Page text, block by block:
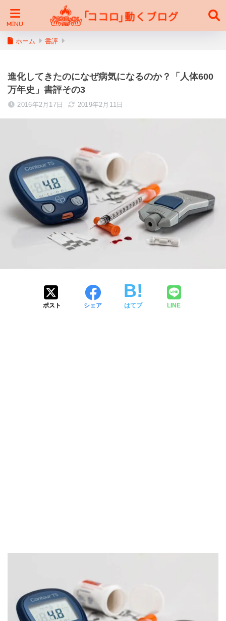
ホーム 書評
進化してきたのになぜ病気になるのか？「人体600
万年史」書評その3
2016年2月17日 2019年2月11日
ポスト シェア はてブ LINE